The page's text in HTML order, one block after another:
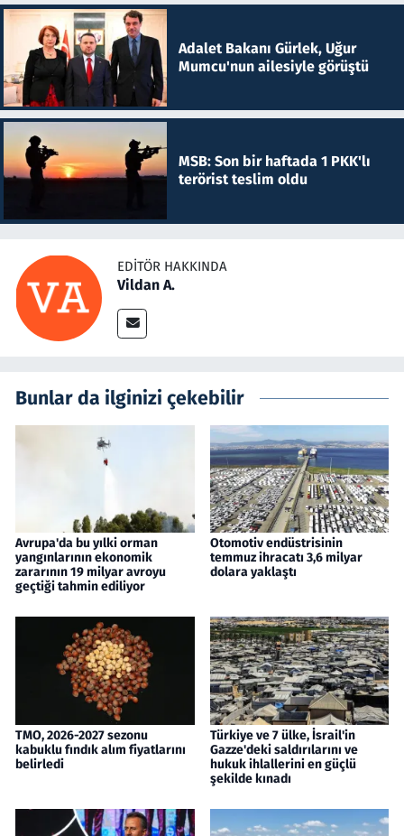
Adalet Bakanı Gürlek, Uğur
Mumcu'nun ailesiyle görüştü
MSB: Son bir haftada 1 PKK'lı
terörist teslim oldu
EDITÖR HAKKINDA
Vildan A.
Bunlar da ilginizi çekebilir
Avrupa'da bu yılki orman
yangınlarının ekonomik
zararının 19 milyar avroyu
geçtiği tahmin ediliyor
Otomotiv endüstrisinin
temmuz ihracatı 3,6 milyar
dolara yaklaştı
TMO, 2026-2027 sezonu
kabuklu fındık alım fiyatlarını
belirledi
Türkiye ve 7 ülke, İsrail'in
Gazze'deki saldırılarını ve
hukuk ihlallerini en güçlü
şekilde kınadı